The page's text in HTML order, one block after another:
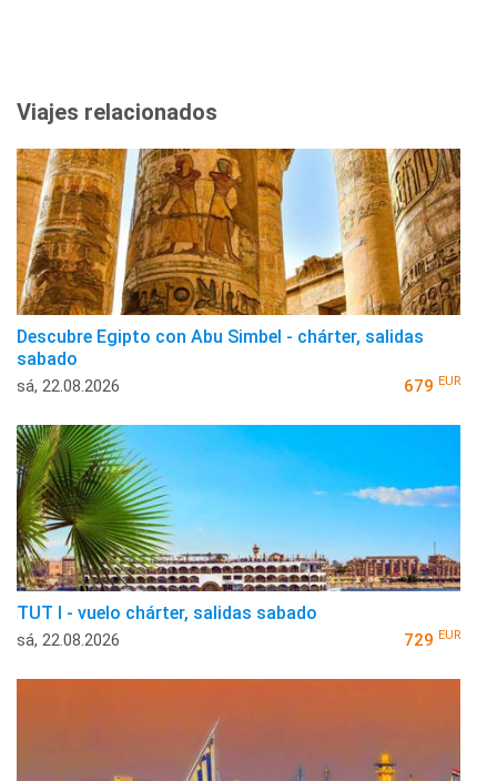
Viajes relacionados
Descubre Egipto con Abu Simbel - chárter, salidas
sabado
sá, 22.08.2026 679 EUR
TUT I - vuelo chárter, salidas sabado
sá, 22.08.2026 729 EUR